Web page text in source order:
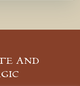
AND